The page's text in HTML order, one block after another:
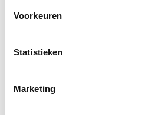
Voorkeuren
Statistieken
Marketing